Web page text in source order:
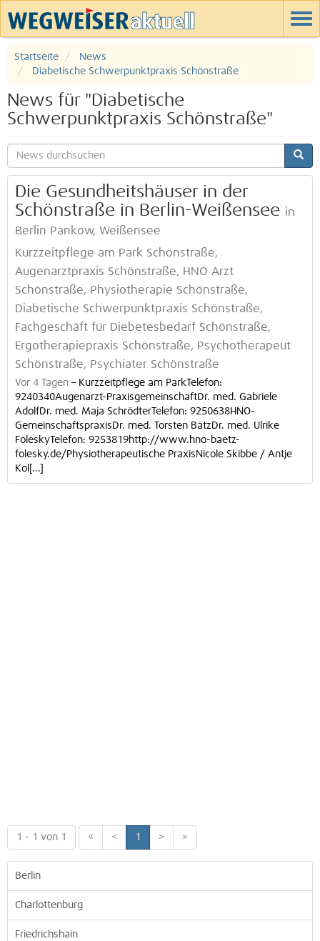
Startseite
News
Diabetische Schwerpunktpraxis Schönstraße
News für "Diabetische
Schwerpunktpraxis Schönstraße"
Die Gesundheitshäuser in der
Schönstraße in Berlin-Weißensee in
Berlin Pankow, Weißensee
Kurzzeitpflege am Park Schönstraße,
Augenarztpraxis Schönstraße, HNO Arzt
Schönstraße, Physiotherapie Schönstraße,
Diabetische Schwerpunktpraxis Schönstraße,
Fachgeschäft für Diebetesbedarf Schönstraße,
Ergotherapiepraxis Schönstraße, Psychotherapeut
Schönstraße, Psychiater Schönstraße
Vor 4 Tagen – Kurzzeitpflege am ParkTelefon:
9240340Augenarzt-PraxisgemeinschaftDr. med. Gabriele
AdolfDr. med. Maja SchrödterTelefon: 9250638HNO-
GemeinschaftspraxisDr. med. Torsten BätzDr. med. Ulrike
FoleskyTelefon: 9253819http://www.hno-baetz-
folesky.de/Physiotherapeutische PraxisNicole Skibbe / Antje
Kol[...]
1 - 1 von 1 « < 1 > »
Berlin
Charlottenburg
Friedrichshain